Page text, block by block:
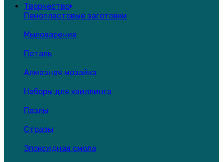
Творчество
Пенопластовые заготовки
Мыловарение
Поталь
Алмазная мозайка
Наборы для квиллинга
Пазлы
Стразы
Эпоксидная смола